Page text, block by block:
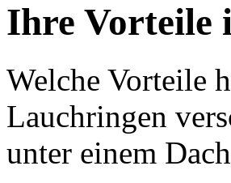
Ihre Vorteile
Welche Vorteile
Lauchringen
unter einem